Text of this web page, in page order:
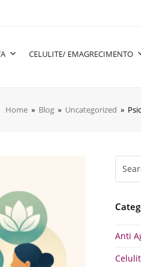
CELULITE/ EMAGRECIMENTO
Home » Blog » Uncategorized »
Anti